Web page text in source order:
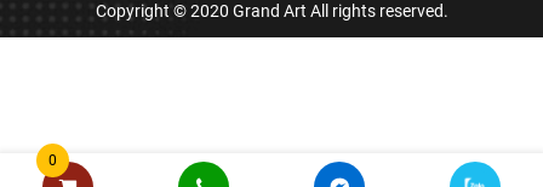
Copyright © 2020 Grand Art All rights reserved.
0